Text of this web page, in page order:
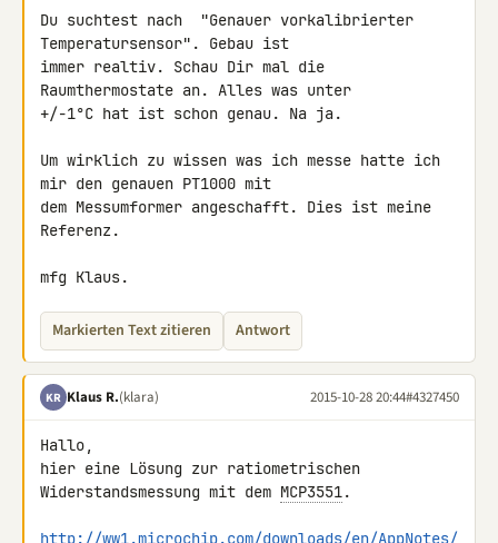
Du suchtest nach  "Genauer vorkalibrierter
Temperatursensor". Gebau ist
immer realtiv. Schau Dir mal die
Raumthermostate an. Alles was unter
+/-1°C hat ist schon genau. Na ja.
Um wirklich zu wissen was ich messe hatte ich
mir den genauen PT1000 mit
dem Messumformer angeschafft. Dies ist meine
Referenz.
mfg Klaus.
Markierten Text zitieren Antwort
KR Klaus R.(klara) 2015-10-28 20:44#4327450
Hallo,
hier eine Lösung zur ratiometrischen
Widerstandsmessung mit dem MCP3551.
http://ww1.microchip.com/downloads/en/AppNotes/